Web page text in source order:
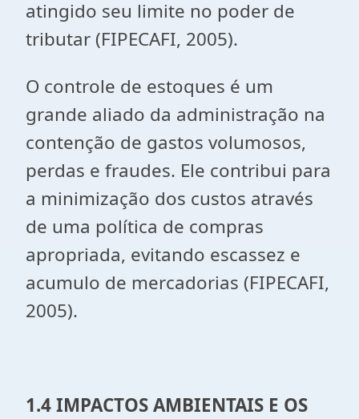
atingido seu limite no poder de
tributar (FIPECAFI, 2005).
O controle de estoques é um
grande aliado da administração na
contenção de gastos volumosos,
perdas e fraudes. Ele contribui para
a minimização dos custos através
de uma política de compras
apropriada, evitando escassez e
acumulo de mercadorias (FIPECAFI,
2005).
1.4 IMPACTOS AMBIENTAIS E OS